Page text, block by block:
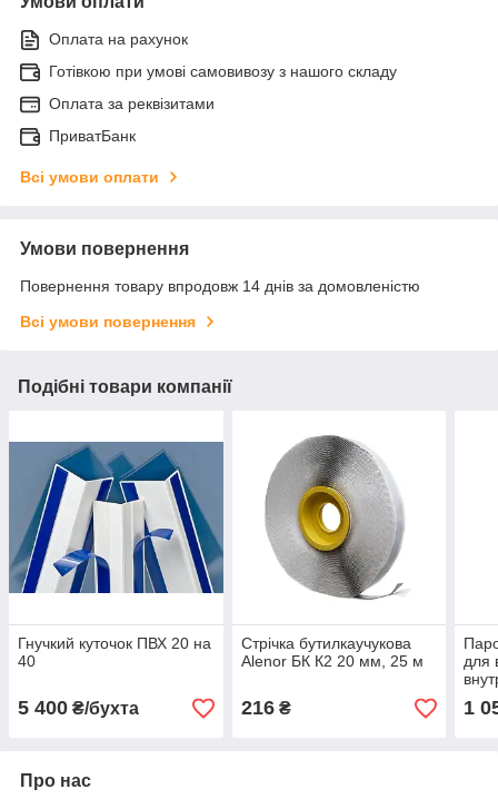
Оплата на рахунок
Готівкою при умові самовивозу з нашого складу
Оплата за реквізитами
ПриватБанк
Всі умови оплати
Умови повернення
Повернення товару впродовж 14 днів за домовленістю
Всі умови повернення
Подібні товари компанії
Гнучкий куточок ПВХ 20 на
40
5 400 ₴/бухта
Стрічка бутилкаучукова
Alenor БК К2 20 мм, 25 м
216₴
для
1
Про нас